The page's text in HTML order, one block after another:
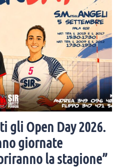
gli Open Day 2026.
giornate
la stagione”